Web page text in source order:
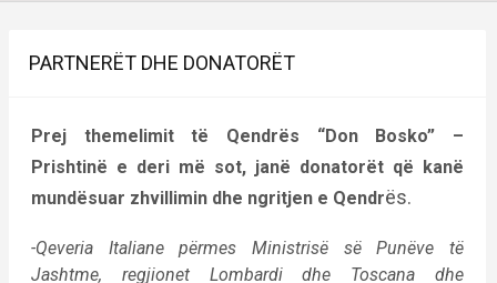
PARTNERËT DHE DONATORËT
Prej themelimit të Qendrës “Don Bosko” –
Prishtinë e deri më sot, janë donatorët që kanë
mundësuar zhvillimin dhe ngritjen e Qendrës.
-Qeveria Italiane përmes Ministrisë së Punëve të
Jashtme, regjionet Lombardi dhe Toscana dhe